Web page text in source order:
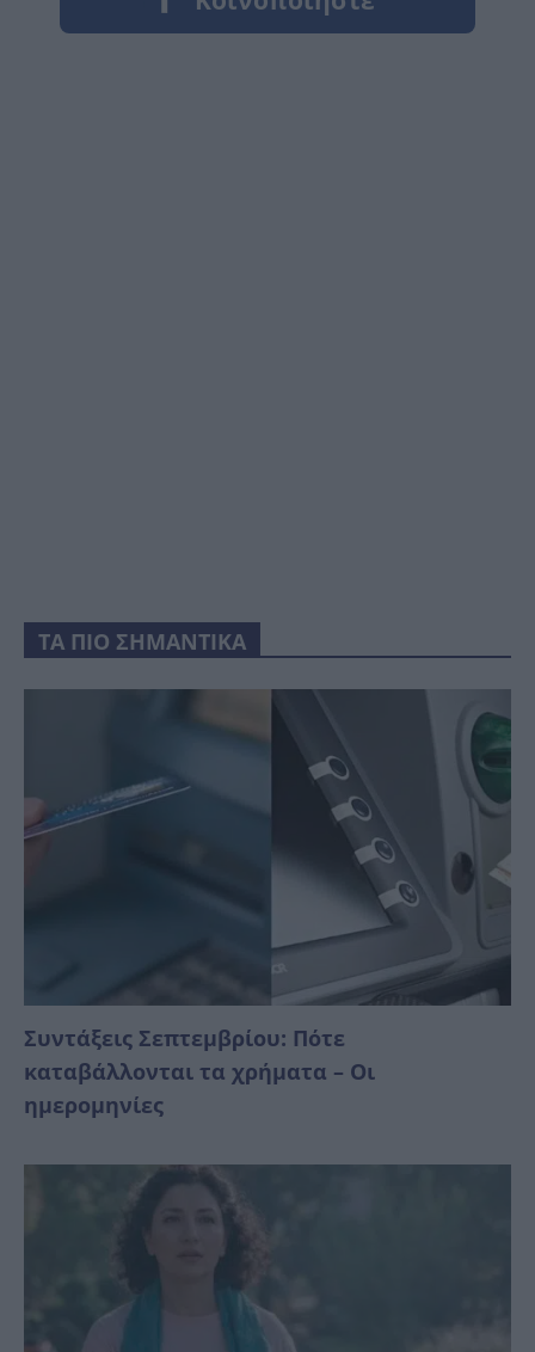
ΤΑ ΠΙΟ ΣΗΜΑΝΤΙΚΑ
Συντάξεις Σεπτεμβρίου: Πότε
καταβάλλονται τα χρήματα – Οι
ημερομηνίες